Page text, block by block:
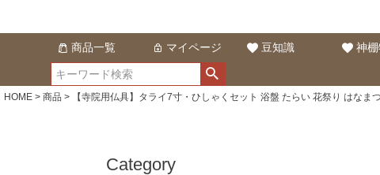
商品一覧 マイページ 豆知識 神
HOME 商品 【寺院用仏具】タライ7寸・ひしゃくセット 浴盤 たらい 花祭り はなま
Category